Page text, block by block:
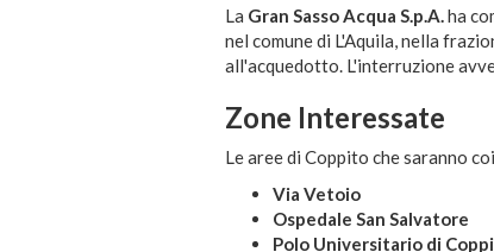
La Gran Sasso Acqua S.p.A.ha
nel comune di L'Aquila, nella
all'acquedotto. L'interruzione
Zone Interessate
Le aree di Coppito che saranno
Via Vetoio
Ospedale San Salvatore
Polo Universitario di